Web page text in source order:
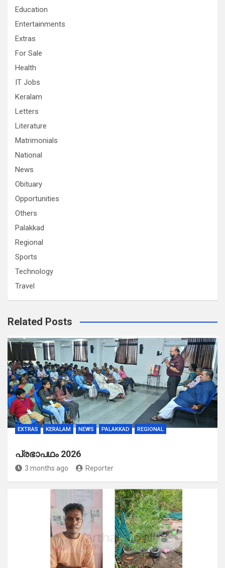
Education
Entertainments
Extras
For Sale
Health
IT Jobs
Keralam
Letters
Literature
Matrimonials
National
News
Obituary
Opportunities
Others
Palakkad
Regional
Sports
Technology
Travel
Related Posts
EXTRAS KERALAM NEWS PALAKKAD REGIONAL
പ്രഭാപഥം 2026
3 months ago Reporter